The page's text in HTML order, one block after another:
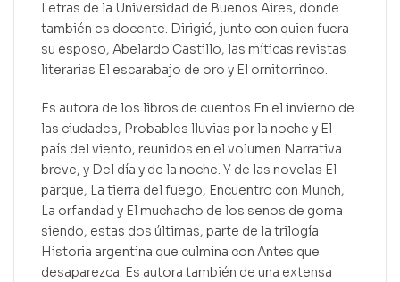
Letras de la Universidad de Buenos Aires, donde
también es docente. Dirigió, junto con quien fuera
su esposo, Abelardo Castillo, las míticas revistas
literarias El escarabajo de oro y El ornitorrinco.
Es autora de los libros de cuentos En el invierno de
las ciudades, Probables lluvias por la noche y El
país del viento, reunidos en el volumen Narrativa
breve, y Del día y de la noche. Y de las novelas El
parque, La tierra del fuego, Encuentro con Munch,
La orfandad y El muchacho de los senos de goma
siendo, estas dos últimas, parte de la trilogía
Historia argentina que culmina con Antes que
desaparezca. Es autora también de una extensa